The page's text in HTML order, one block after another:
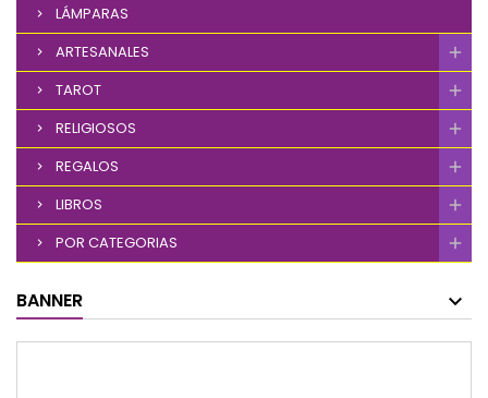
LÁMPARAS
ARTESANALES
TAROT
RELIGIOSOS
REGALOS
LIBROS
POR CATEGORIAS
BANNER